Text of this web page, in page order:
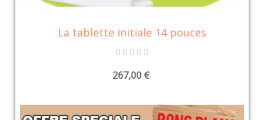
La tablette initiale 14 pouces
267,00 €